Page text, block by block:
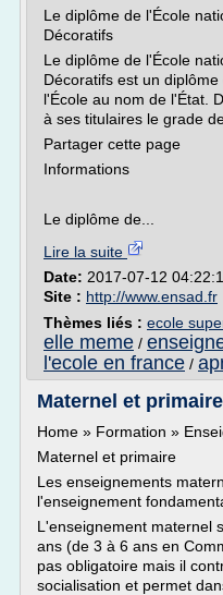
Le diplôme de l'École
Décoratifs
Le diplôme de l'École
Décoratifs est un
l'École au nom de l'État.
à ses titulaires le grade
Partager cette page
Informations
Le diplôme de...
Lire la suite
Date: 2017-07-12
Site : http://www.ensad.fr
Thèmes liés : ecole
elle meme /
l'ecole en france /
Maternel et
Home » Formation »
Maternel et primaire
Les enseignements
l'enseignement
L'enseignement maternel
ans (de 3 à 6 ans en
pas obligatoire mais il
socialisation et permet